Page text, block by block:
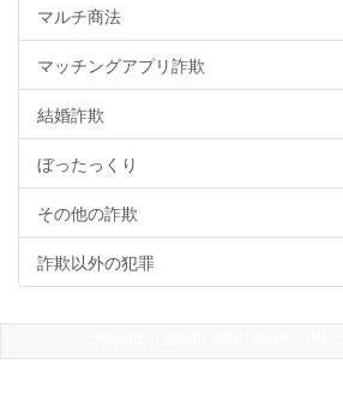
マルチ商法
マッチングアプリ詐欺
結婚詐欺
ぼったっくり
その他の詐欺
詐欺以外の犯罪